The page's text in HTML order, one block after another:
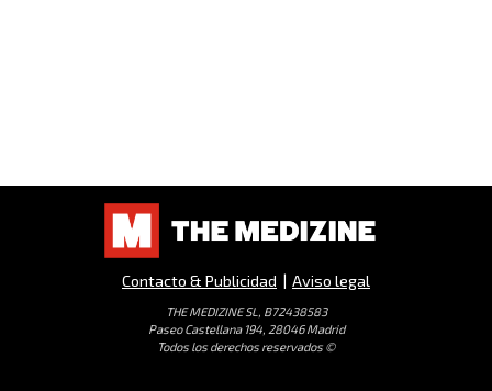
Contacto & Publicidad | Aviso legal
THE MEDIZINE SL, B72438583
Paseo Castellana 194, 28046 Madrid
Todos los derechos reservados ©